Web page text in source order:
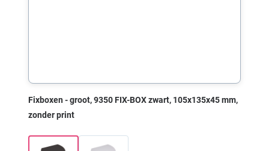
Fixboxen - groot, 9350 FIX-BOX zwart, 105x135x45 mm,
zonder print